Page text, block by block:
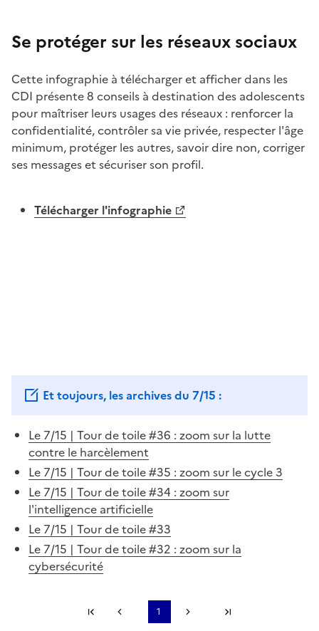
Se protéger sur les réseaux sociaux
Cette infographie à télécharger et afficher dans les
CDI présente 8 conseils à destination des adolescents
pour maîtriser leurs usages des réseaux : renforcer la
confidentialité, contrôler sa vie privée, respecter l'âge
minimum, protéger les autres, savoir dire non, corriger
ses messages et sécuriser son profil.
Télécharger l'infographie
Et toujours, les archives du 7/15 :
Le 7/15 | Tour de toile #36 : zoom sur la lutte
contre le harcèlement
Le 7/15 | Tour de toile #35 : zoom sur le cycle 3
Le 7/15 | Tour de toile #34 : zoom sur
l'intelligence artificielle
Le 7/15 | Tour de toile #33
Le 7/15 | Tour de toile #32 : zoom sur la
cybersécurité
Première page
Page précédente
1
Page suivanteDernière page